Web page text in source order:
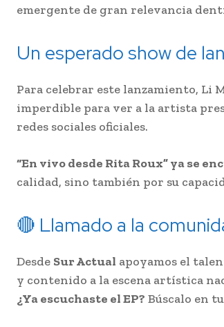
emergente de gran relevancia
Un esperado show de
Para celebrar este lanzamiento, Li
imperdible para ver a la artista
redes sociales oficiales.
“En vivo desde Rita Roux” ya se
calidad, sino también por su
🔴 Llamado a la
Desde Sur Actual apoyamos el
y contenido a la escena artística
¿Ya escuchaste el EP? Búscalo en